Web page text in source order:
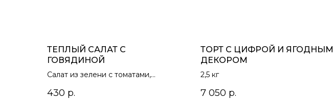
ТЕПЛЫЙ САЛАТ С
ГОВЯДИНОЙ
Салат из зелени с томатами,
перец и поджаренная говядина
430 р.
ТОРТ С ЦИФРОЙ И ЯГОДНЫМ
ДЕКОРОМ
2,5 кг
7 050 р.